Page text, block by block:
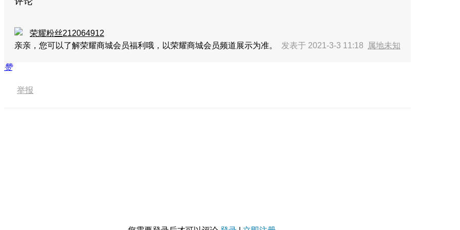
荣耀粉丝212064912
亲亲，您可以了解荣耀商城会员福利哦，以荣耀商城会员频道展示为准。 发表于 2021-3-3 11:18 属地未知
赞
举报